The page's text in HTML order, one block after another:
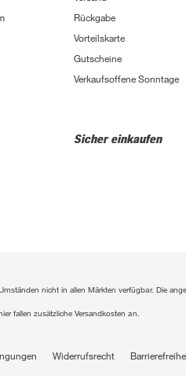
Rückgabe
Vorteilskarte
Gutscheine
Verkaufsoffene Sonntage
Sicher einkaufen
nicht in allen Märkten verfügbar. Die
fallen zusätzliche Versandkosten an.
Widerrufsrecht